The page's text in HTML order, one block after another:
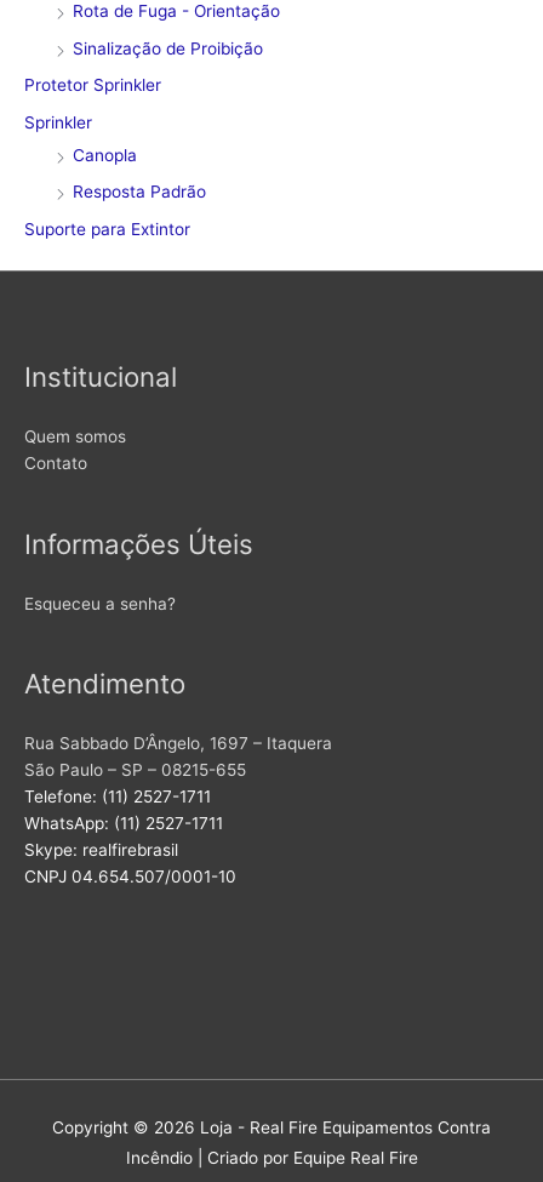
Rota de Fuga - Orientação
Sinalização de Proibição
Protetor Sprinkler
Sprinkler
Canopla
Resposta Padrão
Suporte para Extintor
Institucional
Quem somos
Contato
Informações Úteis
Esqueceu a senha?
Atendimento
Rua Sabbado D’Ângelo, 1697 – Itaquera
São Paulo – SP – 08215-655
Telefone: (11) 2527-1711
WhatsApp: (11) 2527-1711
Skype: realfirebrasil
CNPJ 04.654.507/0001-10
Copyright © 2026 Loja - Real Fire Equipamentos Contra
Incêndio| Criado por Equipe Real Fire